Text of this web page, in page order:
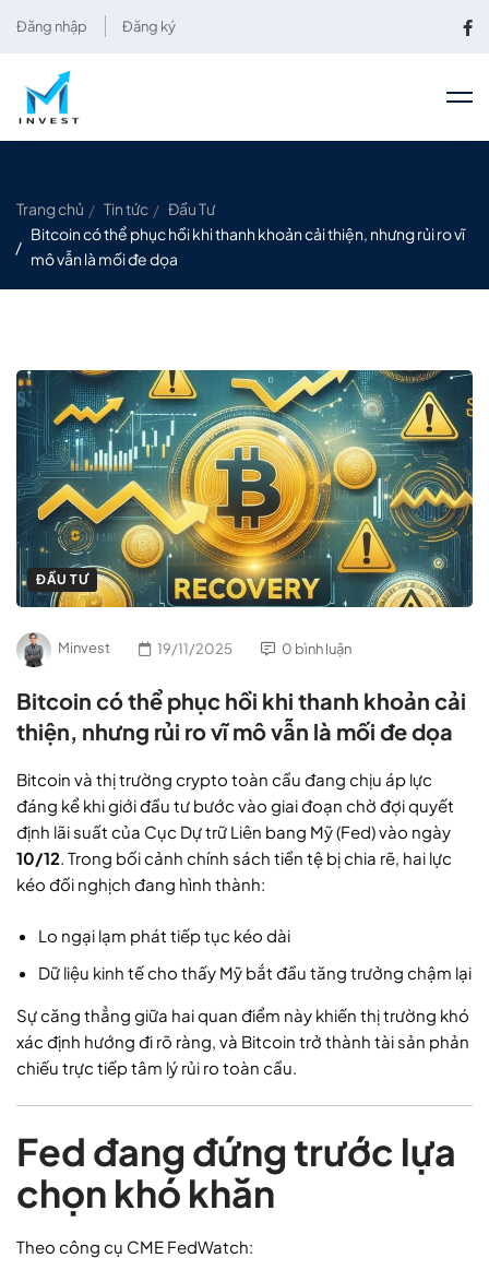
Đăng nhập Đăng ký
Trang chủ Tin tức
Đầu Tư
Bitcoin có thể phục hồi khi thanh khoản cải thiện, nhưng rủi ro vĩ
mô vẫn là mối đe dọa
ĐẦU TƯ
Minvest 19/11/2025 0 bình luận
Bitcoin có thể phục hồi khi thanh khoản cải
thiện, nhưng rủi ro vĩ mô vẫn là mối đe dọa
Bitcoin và thị trường crypto toàn cầu đang chịu áp lực
đáng kể khi giới đầu tư bước vào giai đoạn chờ đợi quyết
định lãi suất của Cục Dự trữ Liên bang Mỹ (Fed) vào ngày
10/12. Trong bối cảnh chính sách tiền tệ bị chia rẽ, hai lực
kéo đối nghịch đang hình thành:
Lo ngại lạm phát tiếp tục kéo dài
Dữ liệu kinh tế cho thấy Mỹ bắt đầu tăng trưởng chậm lại
Sự căng thẳng giữa hai quan điểm này khiến thị trường khó
xác định hướng đi rõ ràng, và Bitcoin trở thành tài sản phản
chiếu trực tiếp tâm lý rủi ro toàn cầu.
Fed đang đứng trước lựa
chọn khó khăn
Theo công cụ CME FedWatch: